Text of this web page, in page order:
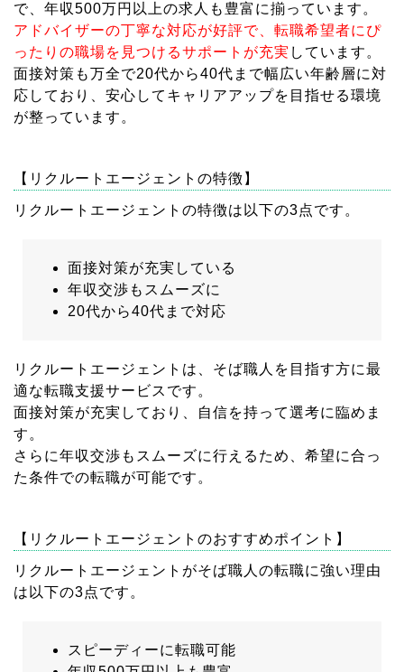
で、年収500万円以上の求人も豊富に揃っています。
アドバイザーの丁寧な対応が好評で、転職希望者にぴ
ったりの職場を見つけるサポートが充実 しています。
面接対策も万全で20代から40代まで幅広い年齢層に対
応しており、安心してキャリアアップを目指せる環境
が整っています。
【リクルートエージェントの特徴】
リクルートエージェントの特徴は以下の3点です。
面接対策が充実している
年収交渉もスムーズに
20代から40代まで対応
リクルートエージェントは、そば職人を目指す方に最
適な転職支援サービスです。
面接対策が充実しており、自信を持って選考に臨めま
す。
さらに年収交渉もスムーズに行えるため、希望に合っ
た条件での転職が可能です。
【リクルートエージェントのおすすめポイント】
リクルートエージェントがそば職人の転職に強い理由
は以下の3点です。
スピーディーに転職可能